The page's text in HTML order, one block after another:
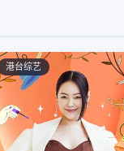
港台综艺